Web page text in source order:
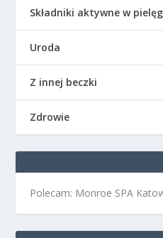
Składniki aktywne w
Uroda
Z innej beczki
Zdrowie
Polecam: Monroe SPA